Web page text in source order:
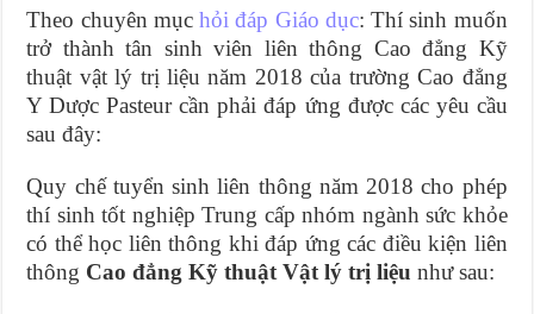
Theo chuyên mụchỏi đáp Giáo dục: Thí sinh muốn
trở thành tân sinh viên liên thông Cao đẳng Kỹ
thuật vật lý trị liệu năm 2018 của trường Cao đẳng
Y Dược Pasteur cần phải đáp ứng được các yêu cầu
sau đây:
Quy chế tuyển sinh liên thông năm 2018 cho phép
thí sinh tốt nghiệp Trung cấp nhóm ngành sức khỏe
có thể học liên thông khi đáp ứng các điều kiện liên
thông Cao đẳng Kỹ thuật Vật lý trị liệu như sau: